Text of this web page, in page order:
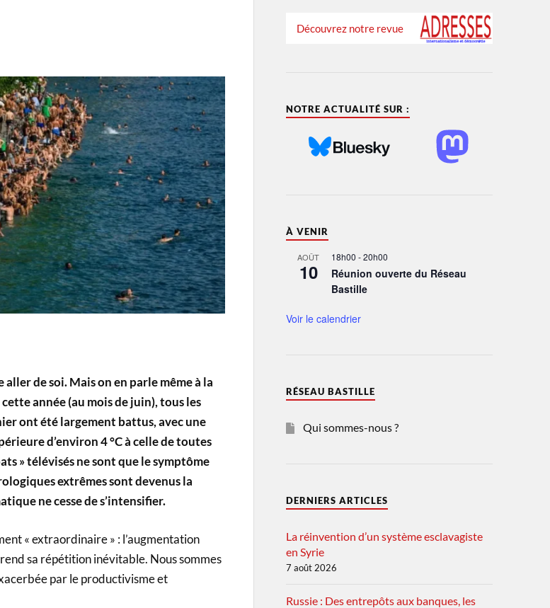
aller de soi. Mais on en parle même à la
année (au mois de juin), tous les
ont été largement battus, avec une
d’environ 4 °C à celle de toutes
» télévisés ne sont que le symptôme
extrêmes sont devenus la
ne cesse de s’intensifier.
« extraordinaire » : l’augmentation
sa répétition inévitable. Nous sommes
par le productivisme et
Découvrez notre revue
NOTRE ACTUALITÉ SUR :
À VENIR
AOÛT
10
18h00 -20h00
Réunion ouverte du Réseau
Bastille
Voir le calendrier
RÉSEAU BASTILLE
Qui sommes-nous ?
DERNIERS ARTICLES
La réinvention d’un système esclavagiste
en Syrie
7 août 2026
Russie : Des entrepôts aux banques, les